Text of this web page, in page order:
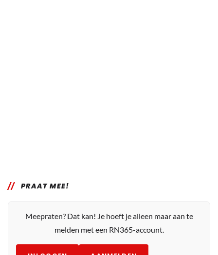
PRAAT MEE!
Meepraten? Dat kan! Je hoeft je alleen maar aan te
melden met een RN365-account.